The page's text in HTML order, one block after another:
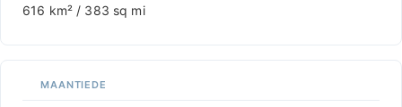
616 km² / 383 sq mi
MAANTIEDE